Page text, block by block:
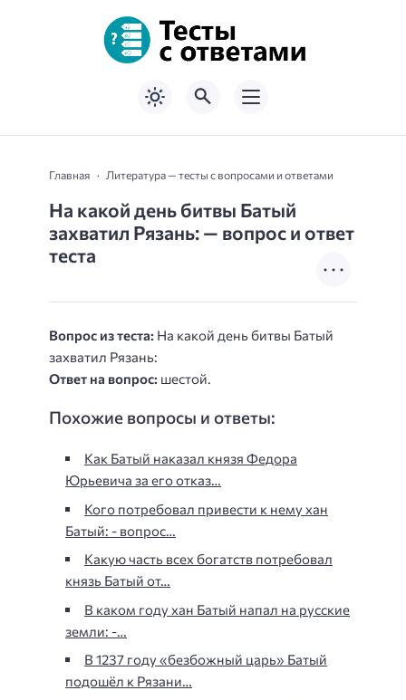
Главная Литература — тесты с вопросами и ответами
На какой день битвы Батый
захватил Рязань: — вопрос и ответ
теста
Вопрос из теста: На какой день битвы Батый
захватил Рязань:
Ответ на вопрос: шестой.
Похожие вопросы и ответы:
Как Батый наказал князя Федора
Юрьевича за его отказ…
Кого потребовал привести к нему хан
Батый: - вопрос…
Какую часть всех богатств потребовал
князь Батый от…
В каком году хан Батый напал на русские
земли: -…
В 1237 году «безбожный царь» Батый
подошёл к Рязани…